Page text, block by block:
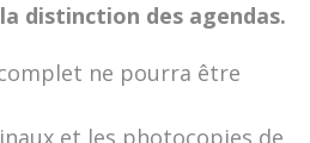
distinction des agendas.
ne pourra être